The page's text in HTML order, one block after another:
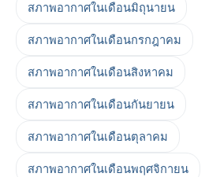
สภาพอากาศในเดือนมิถุนายน
สภาพอากาศในเดือนกรกฎาคม
สภาพอากาศในเดือนสิงหาคม
สภาพอากาศในเดือนกันยายน
สภาพอากาศในเดือนตุลาคม
สภาพอากาศในเดือนพฤศจิกายน